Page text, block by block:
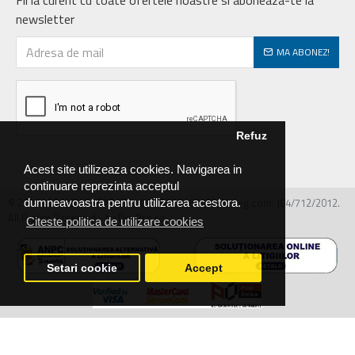
Acest site utilizeaza cookies. Navigarea in
continuare reprezinta acceptul
dumneavoastra pentru utilizarea acestora.
Citeste politica de utilizare cookies
Refuz
Setari cookie Accept
newsletter
MA ABONEZ!
© 2026 MIRALEX PARTS SRL, CIF: RO30468586, Nr.reg.com: J04/712/2012.
All Rights Reserved - by DevPro.ro